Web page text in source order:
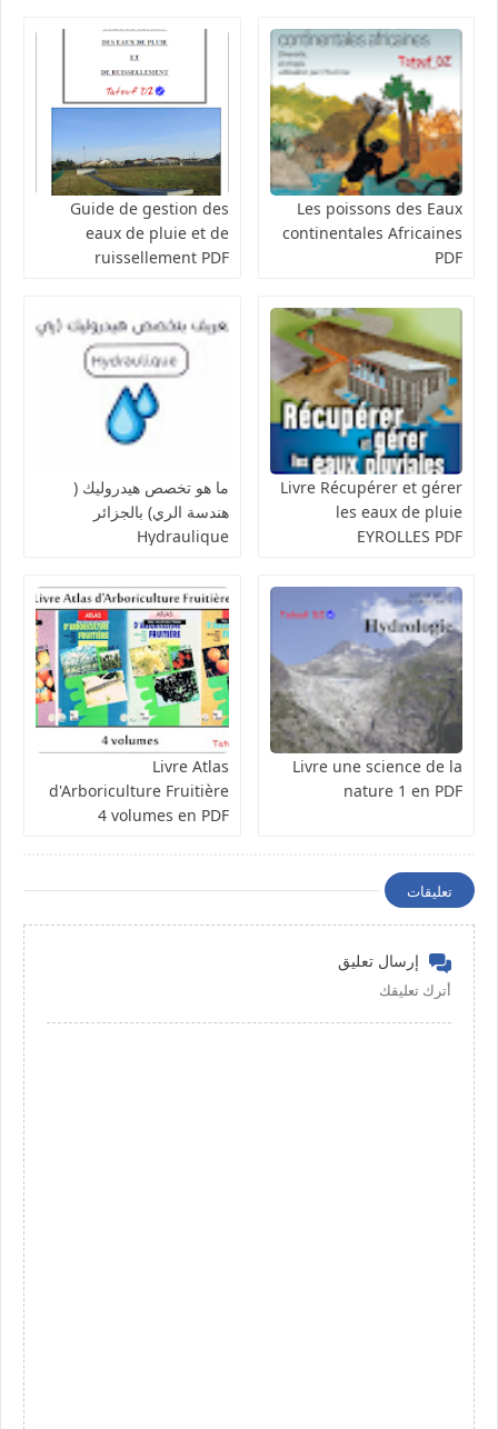
Les poissons des Eaux
continentales Africaines
PDF
Guide de gestion des
eaux de pluie et de
ruissellement PDF
Livre Récupérer et gérer
les eaux de pluie
EYROLLES PDF
ما هو تخصص هيدروليك (
هندسة الري) بالجزائر
Hydraulique
Livre une science de la
nature 1 en PDF
Livre Atlas
d'Arboriculture Fruitière
4 volumes en PDF
تعليقات
إرسال تعليق
أترك تعليقك